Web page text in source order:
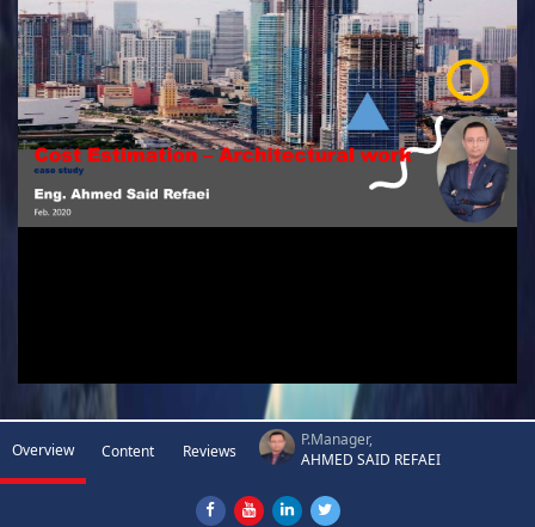
Overview Content Reviews
P.Manager,
AHMED SAID REFAEI